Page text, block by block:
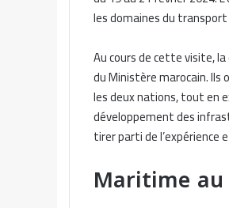
les domaines du
Au cours de cette visite,
du Ministère marocain.
les deux nations, tout en
développement des
tirer parti de l’expérience
Maritime